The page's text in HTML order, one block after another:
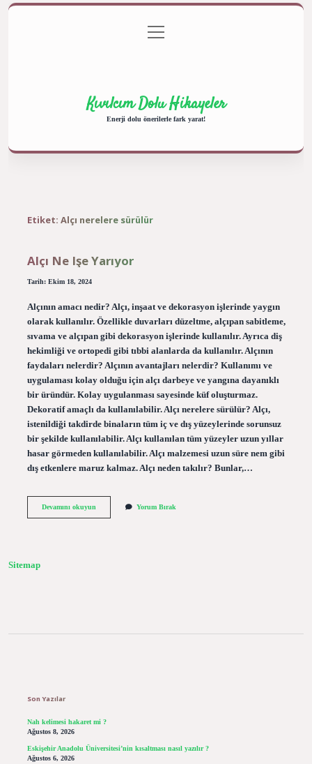
Gizlilik Politikası
menüyü
aç
Kıvılcım Dolu Hikayeler
Enerji dolu önerilerle fark yarat!
Etiket: Alçı nerelere sürülür
Alçı Ne Işe Yarıyor
Tarih: Ekim 18, 2024
Alçının amacı nedir? Alçı, inşaat ve dekorasyon işlerinde yaygın
olarak kullanılır. Özellikle duvarları düzeltme, alçıpan sabitleme,
sıvama ve alçıpan gibi dekorasyon işlerinde kullanılır. Ayrıca diş
hekimliği ve ortopedi gibi tıbbi alanlarda da kullanılır. Alçının
faydaları nelerdir? Alçının avantajları nelerdir? Kullanımı ve
uygulaması kolay olduğu için alçı darbeye ve yangına dayanıklı
bir üründür. Kolay uygulanması sayesinde küf oluşturmaz.
Dekoratif amaçlı da kullanılabilir. Alçı nerelere sürülür? Alçı,
istenildiği takdirde binaların tüm iç ve dış yüzeylerinde sorunsuz
bir şekilde kullanılabilir. Alçı kullanılan tüm yüzeyler uzun yıllar
hasar görmeden kullanılabilir. Alçı malzemesi uzun süre nem gibi
dış etkenlere maruz kalmaz. Alçı neden takılır? Bunlar,…
Devamını okuyunAlçı
Yorum Bırak
Sitemap
Son Yazılar
Nah kelimesi hakaret mi ?
Ağustos 8, 2026
Eskişehir Anadolu Üniversitesi’nin kısaltması nasıl yazılır ?
Ağustos 6, 2026